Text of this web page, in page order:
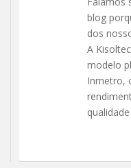
blog
dos
A
modelo
Inmetro,